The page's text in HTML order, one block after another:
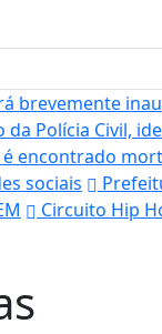
brevemente
Polícia Civil,
encontrado
sociais
Circuito Hip